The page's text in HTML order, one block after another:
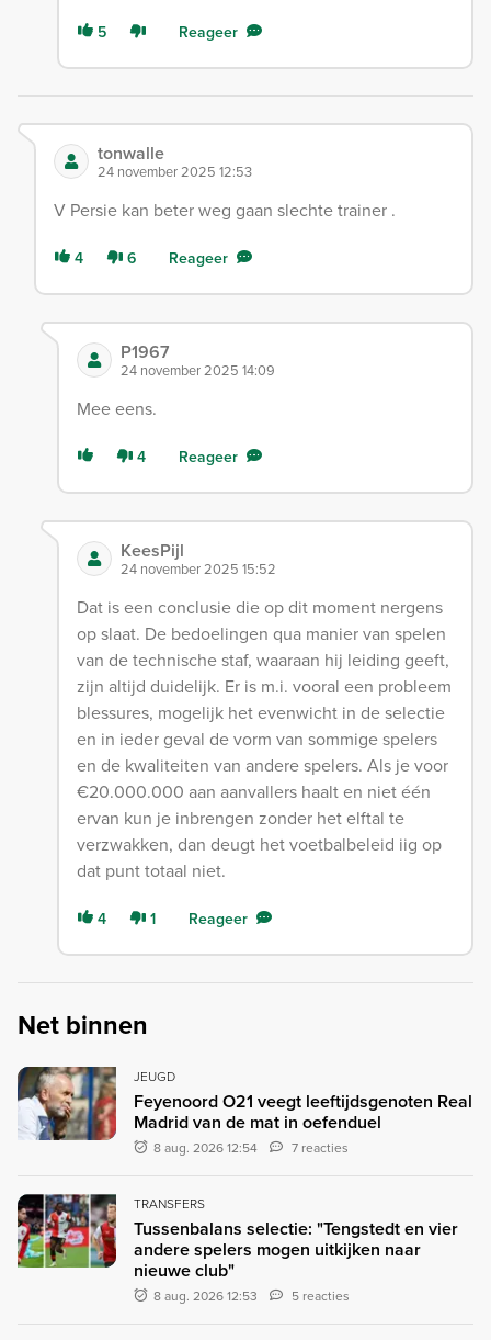
5 Reageer
tonwalle
24 november 2025 12:53
V Persie kan beter weg gaan slechte trainer .
4 6 Reageer
P1967
24 november 2025 14:09
Mee eens.
4 Reageer
KeesPijl
24 november 2025 15:52
Dat is een conclusie die op dit moment nergens
op slaat. De bedoelingen qua manier van spelen
van de technische staf, waaraan hij leiding geeft,
zijn altijd duidelijk. Er is m.i. vooral een probleem
blessures, mogelijk het evenwicht in de selectie
en in ieder geval de vorm van sommige spelers
en de kwaliteiten van andere spelers. Als je voor
€20.000.000 aan aanvallers haalt en niet één
ervan kun je inbrengen zonder het elftal te
verzwakken, dan deugt het voetbalbeleid iig op
dat punt totaal niet.
4 1 Reageer
Net binnen
JEUGD
Feyenoord O21 veegt leeftijdsgenoten Real
Madrid van de mat in oefenduel
8 aug. 2026 12:54 7 reacties
TRANSFERS
Tussenbalans selectie: "Tengstedt en vier
andere spelers mogen uitkijken naar
nieuwe club"
8 aug. 2026 12:53 5 reacties